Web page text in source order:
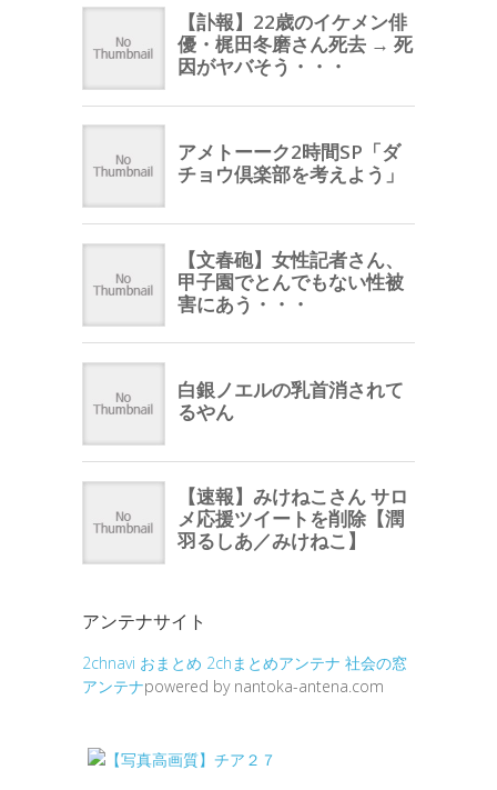
アンテナサイト
2chnavi おまとめ 2chまとめアンテナ 社会の窓
アンテナpowered by nantoka-antena.com